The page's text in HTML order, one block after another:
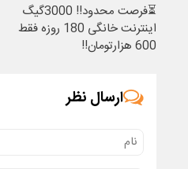
⏳فرصت محدود!! 3000گیگ
اینترنت خانگی 180 روزه فقط
600 هزارتومان!!
ارسال نظر